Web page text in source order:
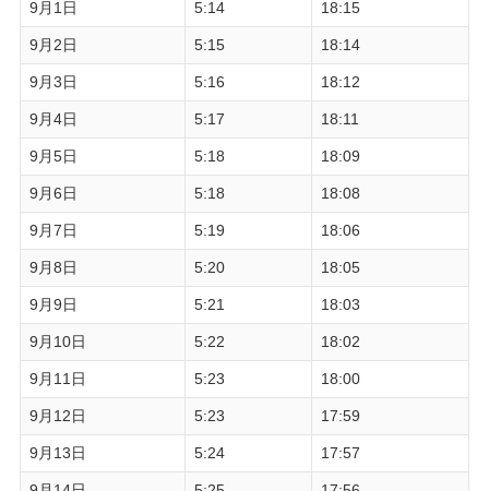
9月1日 5:14 18:15
9月2日 5:15 18:14
9月3日 5:16 18:12
9月4日 5:17 18:11
9月5日 5:18 18:09
9月6日 5:18 18:08
9月7日 5:19 18:06
9月8日 5:20 18:05
9月9日 5:21 18:03
9月10日 5:22 18:02
9月11日 5:23 18:00
9月12日 5:23 17:59
9月13日 5:24 17:57